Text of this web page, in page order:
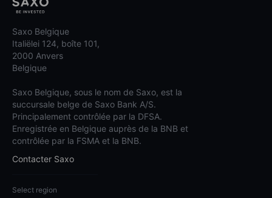
Saxo Belgique
Italiëlei 124, boîte 101,
2000 Anvers
Belgique
Saxo Belgique, sous le nom de Saxo, est la
succursale belge de Saxo Bank A/S.
Principalement contrôlée par la DFSA.
Enregistrée en Belgique auprès de la BNB et
contrôlée par la FSMA et la BNB.
Contacter Saxo
Select region